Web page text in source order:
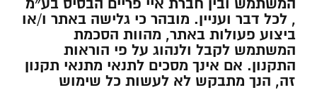
המשתמש ובין חברת איי פריים הבסיס בע״מ
, לכל דבר ועניין. מובהר כי גלישה באתר ו/או
ביצוע פעולות באתר, מהוות הסכמת
המשתמש לקבל ולנהוג על פי הוראות
התקנון. אם אינך מסכים לתנאי מתנאי תקנון
זה, הנך מתבקש לא לעשות כל שימוש